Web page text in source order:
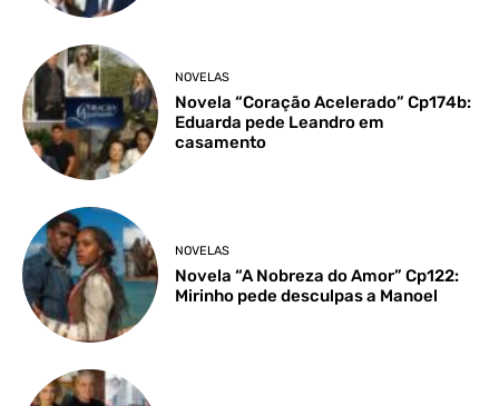
NOVELAS
Novela “Coração Acelerado” Cp174b:
Eduarda pede Leandro em
casamento
NOVELAS
Novela “A Nobreza do Amor” Cp122:
Mirinho pede desculpas a Manoel